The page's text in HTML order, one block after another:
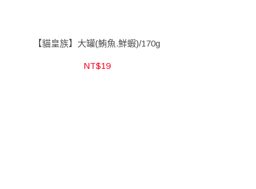
【貓皇族】大罐(鮪魚.鮮蝦)/170g
NT$19